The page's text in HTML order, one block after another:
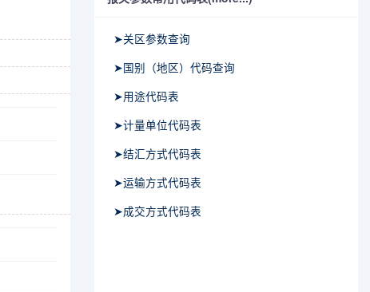
➤关区参数查询
➤国别（地区）代码查询
➤用途代码表
➤计量单位代码表
➤结汇方式代码表
➤运输方式代码表
➤成交方式代码表